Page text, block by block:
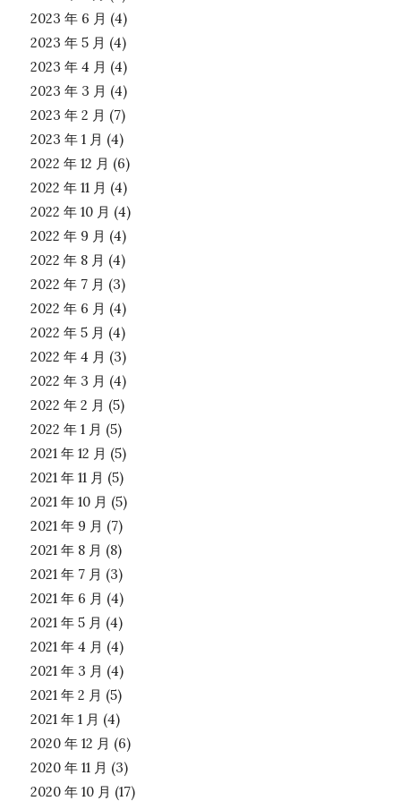
2023 年 6 月 (4)
2023 年 5 月 (4)
2023 年 4 月 (4)
2023 年 3 月 (4)
2023 年 2 月 (7)
2023 年 1 月 (4)
2022 年 12 月 (6)
2022 年 11 月 (4)
2022 年 10 月 (4)
2022 年 9 月 (4)
2022 年 8 月 (4)
2022 年 7 月 (3)
2022 年 6 月 (4)
2022 年 5 月 (4)
2022 年 4 月 (3)
2022 年 3 月 (4)
2022 年 2 月 (5)
2022 年 1 月 (5)
2021 年 12 月 (5)
2021 年 11 月 (5)
2021 年 10 月 (5)
2021 年 9 月 (7)
2021 年 8 月 (8)
2021 年 7 月 (3)
2021 年 6 月 (4)
2021 年 5 月 (4)
2021 年 4 月 (4)
2021 年 3 月 (4)
2021 年 2 月 (5)
2021 年 1 月 (4)
2020 年 12 月 (6)
2020 年 11 月 (3)
2020 年 10 月 (17)